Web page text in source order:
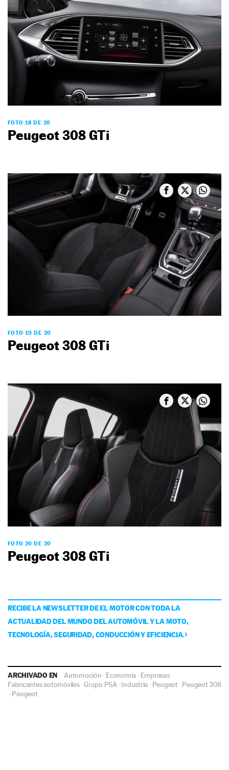
FOTO 18 DE 20
Peugeot 308 GTi
FOTO 19 DE 20
Peugeot 308 GTi
FOTO 20 DE 20
Peugeot 308 GTi
RECIBE LA NEWSLETTER DE EL MOTOR CON TODA LA
ACTUALIDAD DEL MUNDO DEL AUTOMÓVIL Y LA MOTO,
TECNOLOGÍA, SEGURIDAD, CONDUCCIÓN Y EFICIENCIA.
ARCHIVADO EN Automoción · Economía · Empresas·
Fabricantes automóviles·Grupo PSA ·Industria · Peugeot·Peugeot 308
·Peugeot